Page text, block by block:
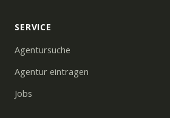
SERVICE
Agentursuche
Agentur eintragen
Jobs